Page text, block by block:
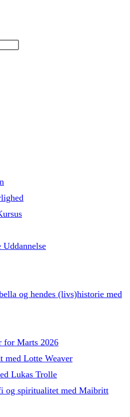
og hendes (livs)historie med
for Marts 2026
med Lotte Weaver
Lukas Trolle
og spiritualitet med Maibritt